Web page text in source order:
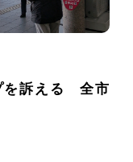
を訴える 全市